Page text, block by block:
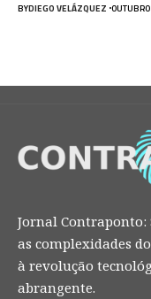
BYDIEGO VELÁZQUEZ
Jornal
as complexidades
à revolução
abrangente.